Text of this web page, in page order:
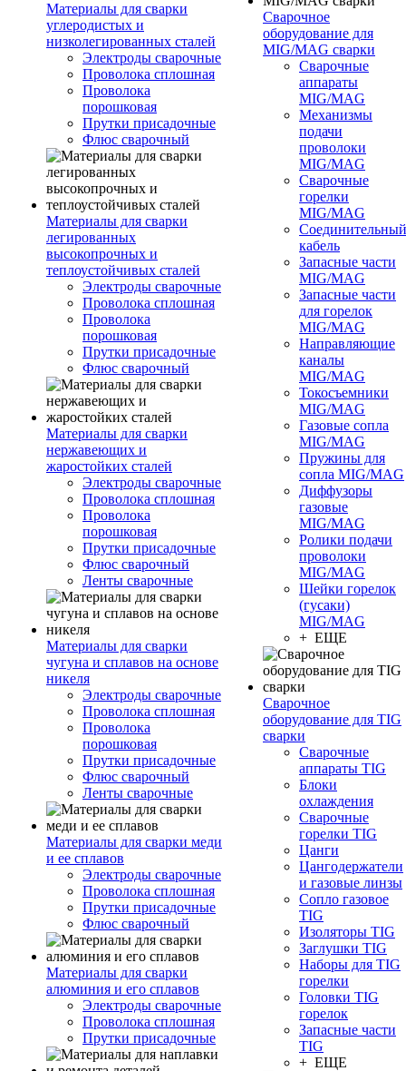
Материалы для сварки
углеродистых и
низколегированных сталей
Электроды сварочные
Проволока сплошная
Проволока
порошковая
Прутки присадочные
Флюс сварочный
Материалы для сварки
легированных
высокопрочных и
теплоустойчивых сталей
Электроды сварочные
Проволока сплошная
Проволока
порошковая
Прутки присадочные
Флюс сварочный
Материалы для сварки
нержавеющих и
жаростойких сталей
Электроды сварочные
Проволока сплошная
Проволока
порошковая
Прутки присадочные
Флюс сварочный
Ленты сварочные
Материалы для сварки
чугуна и сплавов на основе
никеля
Электроды сварочные
Проволока сплошная
Проволока
порошковая
Прутки присадочные
Флюс сварочный
Ленты сварочные
Материалы для сварки меди
и ее сплавов
Электроды сварочные
Проволока сплошная
Прутки присадочные
Флюс сварочный
Материалы для сварки
алюминия и его сплавов
Электроды сварочные
Проволока сплошная
Прутки присадочные
Сварочное
оборудование для
MIG/MAG сварки
Сварочные
аппараты
MIG/MAG
Механизмы
подачи
проволоки
MIG/MAG
Сварочные
горелки
MIG/MAG
Соединительный
кабель
Запасные части
MIG/MAG
Запасные части
для горелок
MIG/MAG
Направляющие
каналы
MIG/MAG
Токосъемники
MIG/MAG
Газовые сопла
MIG/MAG
Пружины для
сопла MIG/MAG
Диффузоры
газовые
MIG/MAG
Ролики подачи
проволоки
MIG/MAG
Шейки горелок
(гусаки)
MIG/MAG
+ ЕЩЕ
Сварочное
оборудование для TIG
сварки
Сварочные
аппараты TIG
Блоки
охлаждения
Сварочные
горелки TIG
Цанги
Цангодержатели
и газовые линзы
Сопло газовое
TIG
Изоляторы TIG
Заглушки TIG
Наборы для TIG
горелки
Головки TIG
горелок
Запасные части
TIG
+ ЕЩЕ